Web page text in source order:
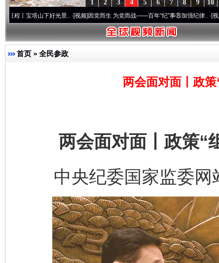
10
9
8
7
6
5
4
3
2
1
山下好光景..·[视频]因党而生 为党而战——百年“纪”事⑧加强纪律..·[视频]牢记初心
首页 » 全民参政
两会面对面丨政
两会面对面丨政策“组
中央纪委国家监委网